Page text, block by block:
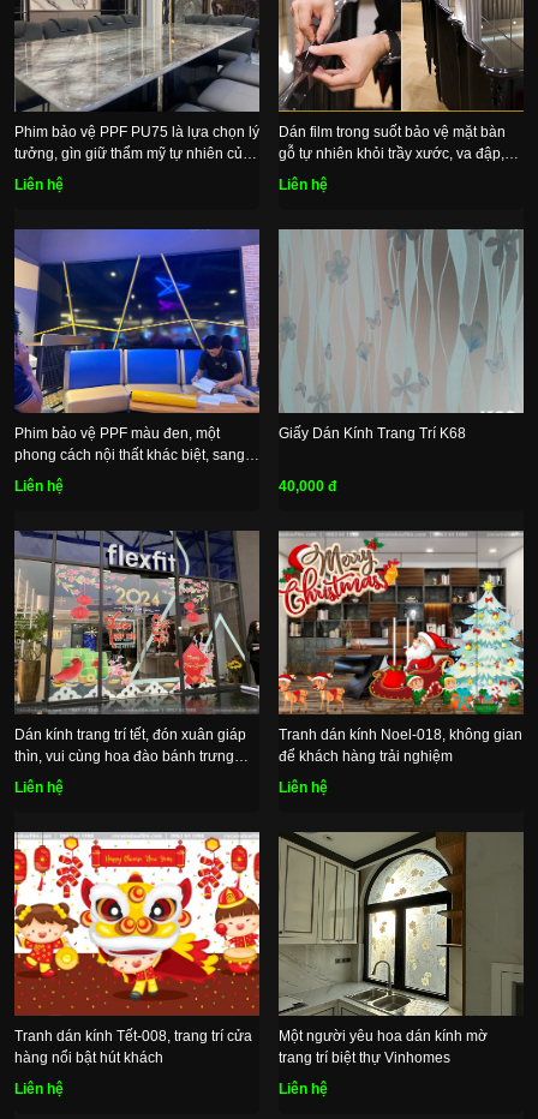
Phim bảo vệ PPF PU75 là lựa chọn lý
tưởng, gìn giữ thẩm mỹ tự nhiên của
mặt đá
Liên hệ
Dán film trong suốt bảo vệ mặt bàn
gỗ tự nhiên khỏi trầy xước, va đập,
bụi bẩn
Liên hệ
Phim bảo vệ PPF màu đen, một
phong cách nội thất khác biệt, sang
trọng và đầy bí ẩn
Liên hệ
Giấy Dán Kính Trang Trí K68
40,000 đ
Dán kính trang trí tết, đón xuân giáp
thìn, vui cùng hoa đào bánh trưng
xanh
Liên hệ
Tranh dán kính Noel-018, không gian
để khách hàng trải nghiệm
Liên hệ
Tranh dán kính Tết-008, trang trí cửa
hàng nổi bật hút khách
Liên hệ
Một người yêu hoa dán kính mờ
trang trí biệt thự Vinhomes
Liên hệ